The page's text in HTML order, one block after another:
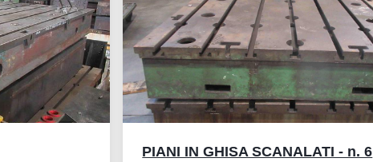
PIANI IN GHISA SCANALATI - n. 6